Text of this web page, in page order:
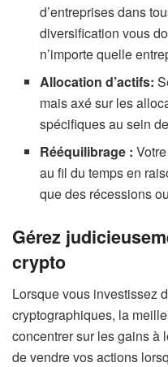
d’entreprises dans
diversification vous
n’importe quelle
Allocation d’actifs:
mais axé sur les
spécifiques au sein
Rééquilibrage :
au fil du temps en
que des récessions
Gérez
crypto
Lorsque vous investissez
cryptographiques, la
concentrer sur les gains à
de vendre vos actions